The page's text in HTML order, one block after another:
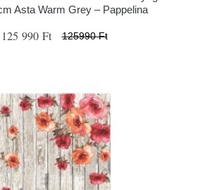
Asta Warm Grey – Pappelina
125 990 Ft 125990 Ft